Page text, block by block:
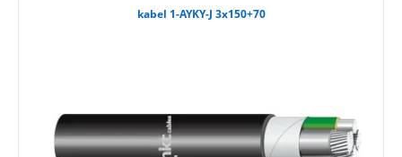
kabel 1-AYKY-J 3x150+70